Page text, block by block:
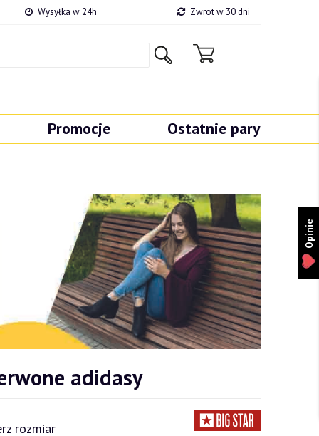
Wysyłka w 24h Zwrot w 30 dni
Promocje Ostatnie pary
adidasy
rozmiar
Opinie